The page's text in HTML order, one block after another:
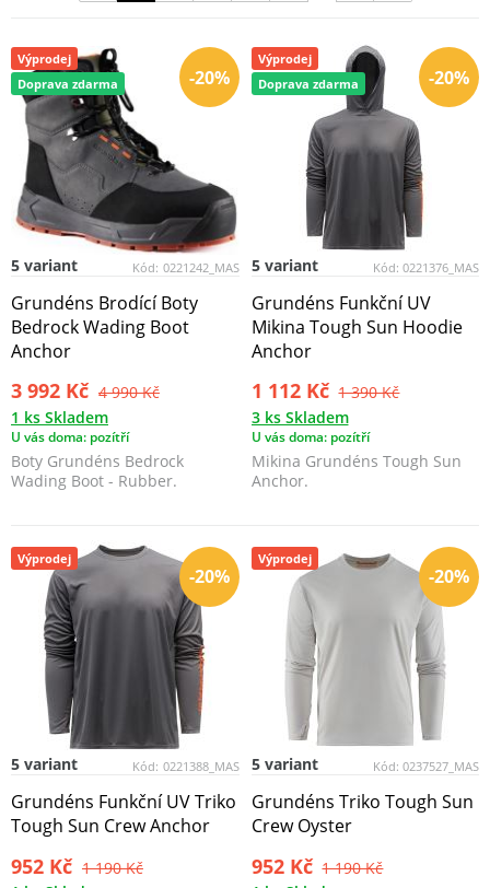
-20%
Výprodej
Doprava zdarma
Kód: 0221242_MAS
5 variant
Grundéns Brodící Boty
Bedrock Wading Boot
Anchor
3 992 Kč 4 990 Kč
1 ks Skladem
U vás doma: pozítří
Boty Grundéns Bedrock
Wading Boot - Rubber.
-20%
Výprodej
Doprava zdarma
Kód: 0221376_MAS
5 variant
Grundéns Funkční UV
Mikina Tough Sun Hoodie
Anchor
1 112 Kč 1 390 Kč
3 ks Skladem
U vás doma: pozítří
Mikina Grundéns Tough Sun
Anchor.
-20%
Výprodej
Kód: 0221388_MAS
5 variant
Grundéns Funkční UV Triko
Tough Sun Crew Anchor
952 Kč 1 190 Kč
-20%
Výprodej
Kód: 0237527_MAS
5 variant
Grundéns Triko Tough Sun
Crew Oyster
952 Kč 1 190 Kč